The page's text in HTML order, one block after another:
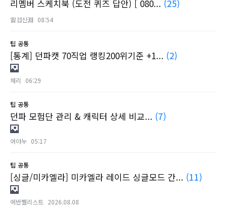
리멤버 스케치북 (도전 퀴즈 답안) [ 080... (25)
宙검신淵 08:54
팁 공통
[통계] 던파캣 70직업 랭킹200위기준 +1... (2)
체리 06:29
팁 공통
던파 모험단 관리 & 캐릭터 상세 비교... (7)
어야누 05:17
팁 공통
[싱글/미카엘라] 미카엘라 레이드 싱글모드 간... (11)
에반쩰리스트 2026.08.08